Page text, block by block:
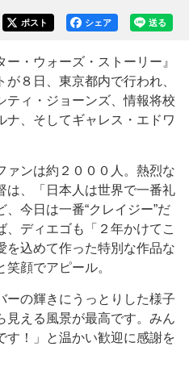
送る
シェア
ポスト
・ウォーズ・ストーリー』
８日、東京都内で行われ、
ティ・ジョーンズ、情報将校
ナ、そしてギャレス・エドワ
ンは約２０００人。熱烈な
は、「日本人は世界で一番礼
今日は一番“クレイジー”だ
、ディエゴも「２年かけてこ
を込めて作った特別な作品な
顔でアピール。
の輝きにうっとりした様子
見える風景が最高です。みん
す！」と温かい歓迎に感謝を